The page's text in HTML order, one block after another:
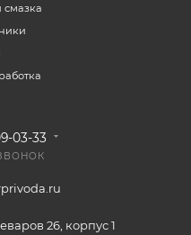
смазка
03-33
26, корпус 1